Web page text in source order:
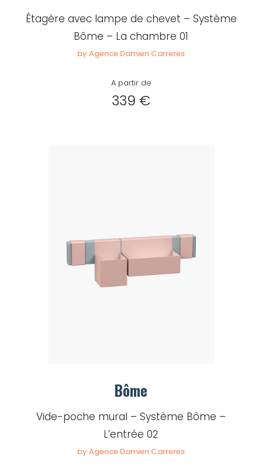
Étagère avec lampe de chevet – Système
Bôme – La chambre 01
by Agence Damien Carreres
A partir de
339 €
Bôme
Vide-poche mural – Système Bôme –
L’entrée 02
by Agence Damien Carreres